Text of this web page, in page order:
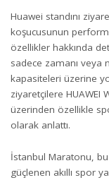
Huawei standını
koşucusunun
özellikler hakkında
sadece zamanı
kapasiteleri üzerine
ziyaretçilere HUAWEI
üzerinden özellikle
olarak anlattı.
İstanbul Maratonu, bu
güçlenen akıllı spor